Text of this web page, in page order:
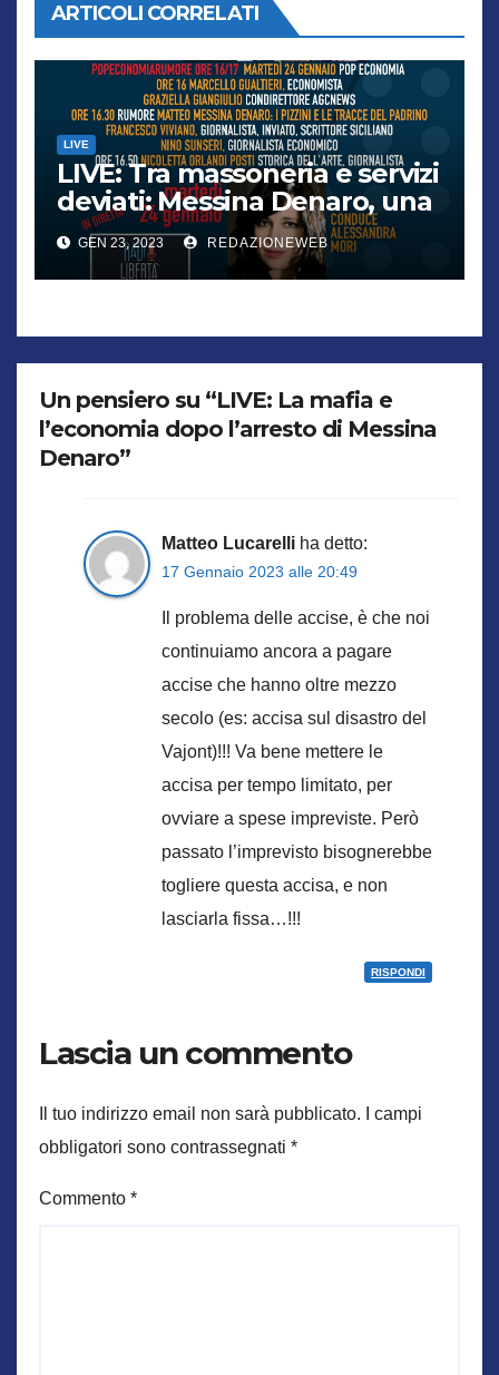
ARTICOLI CORRELATI
LIVE
LIVE: Tra massoneria e servizi
deviati: Messina Denaro, una
storia di sabotaggi
GEN 23, 2023 REDAZIONEWEB
Un pensiero su “LIVE: La mafia e
l’economia dopo l’arresto di Messina
Denaro”
Matteo Lucarelli ha detto:
17 Gennaio 2023 alle 20:49
Il problema delle accise, è che noi
continuiamo ancora a pagare
accise che hanno oltre mezzo
secolo (es: accisa sul disastro del
Vajont)!!! Va bene mettere le
accisa per tempo limitato, per
ovviare a spese impreviste. Però
passato l’imprevisto bisognerebbe
togliere questa accisa, e non
lasciarla fissa…!!!
RISPONDI
Lascia un commento
Il tuo indirizzo email non sarà pubblicato.
I campi
obbligatori sono contrassegnati *
Commento *